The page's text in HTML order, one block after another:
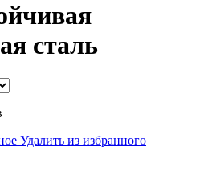
сталь
Удалить из избранного